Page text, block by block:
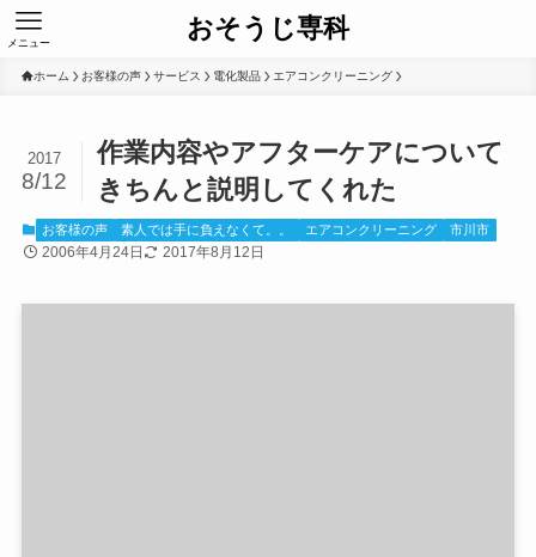
おそうじ専科
メニュー
ホーム お客様の声 サービス 電化製品 エアコンクリーニング
作業内容やアフターケアについて
きちんと説明してくれた
2017
8/12
お客様の声 素人では手に負えなくて。。 エアコンクリーニング 市川市
2006年4月24日 2017年8月12日